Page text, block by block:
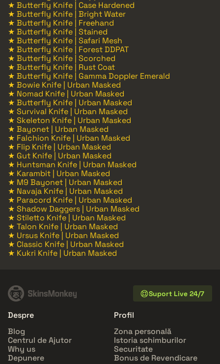
★ Butterfly Knife | Case Hardened
★ Butterfly Knife | Bright Water
★ Butterfly Knife | Freehand
★ Butterfly Knife | Stained
★ Butterfly Knife | Safari Mesh
★ Butterfly Knife | Forest DDPAT
★ Butterfly Knife | Scorched
★ Butterfly Knife | Rust Coat
★ Butterfly Knife | Gamma Doppler Emerald
★ Bowie Knife | Urban Masked
★ Nomad Knife | Urban Masked
★ Butterfly Knife | Urban Masked
★ Survival Knife | Urban Masked
★ Skeleton Knife | Urban Masked
★ Bayonet | Urban Masked
★ Falchion Knife | Urban Masked
★ Flip Knife | Urban Masked
★ Gut Knife | Urban Masked
★ Huntsman Knife | Urban Masked
★ Karambit | Urban Masked
★ M9 Bayonet | Urban Masked
★ Navaja Knife | Urban Masked
★ Paracord Knife | Urban Masked
★ Shadow Daggers | Urban Masked
★ Stiletto Knife | Urban Masked
★ Talon Knife | Urban Masked
★ Ursus Knife | Urban Masked
★ Classic Knife | Urban Masked
★ Kukri Knife | Urban Masked
Suport Live 24/7
Despre
Blog
Centrul de Ajutor
Why us
Depunere
Profil
Zona personală
Istoria schimburilor
Securitate
Bonus de Revendicare